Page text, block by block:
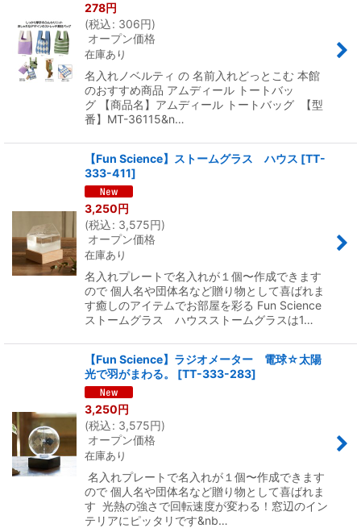
278円
(税込: 306円)
オープン価格
在庫あり
名入れノベルティ の 名前入れどっとこむ 本館
のおすすめ商品 アムディール トートバッ
グ 【商品名】アムディール トートバッグ 【型
番】MT-36115&n…
【Fun Science】ストームグラス ハウス [TT-
333-411]
3,250円
(税込: 3,575円)
オープン価格
在庫あり
名入れプレートで名入れが１個〜作成できます
ので 個人名や団体名など贈り物として喜ばれま
す癒しのアイテムでお部屋を彩る Fun Science
ストームグラス ハウスストームグラスは1…
【Fun Science】ラジオメーター 電球☆太陽
光で羽がまわる。
[TT-333-283]
3,250円
(税込: 3,575円)
オープン価格
在庫あり
名入れプレートで名入れが１個〜作成できます
ので 個人名や団体名など贈り物として喜ばれま
す 光熱の強さで回転速度が変わる！窓辺のイン
テリアにピッタリです&nb…